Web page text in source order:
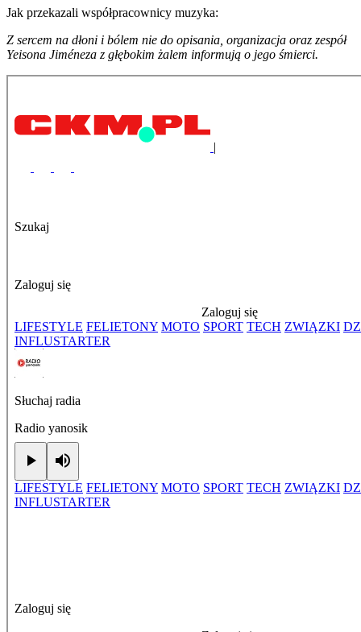
Jak przekazali współpracownicy muzyka:
Z sercem na dłoni i bólem nie do opisania, organizacja oraz zespół
Yeisona Jiméneza z głębokim żalem informują o jego śmierci.